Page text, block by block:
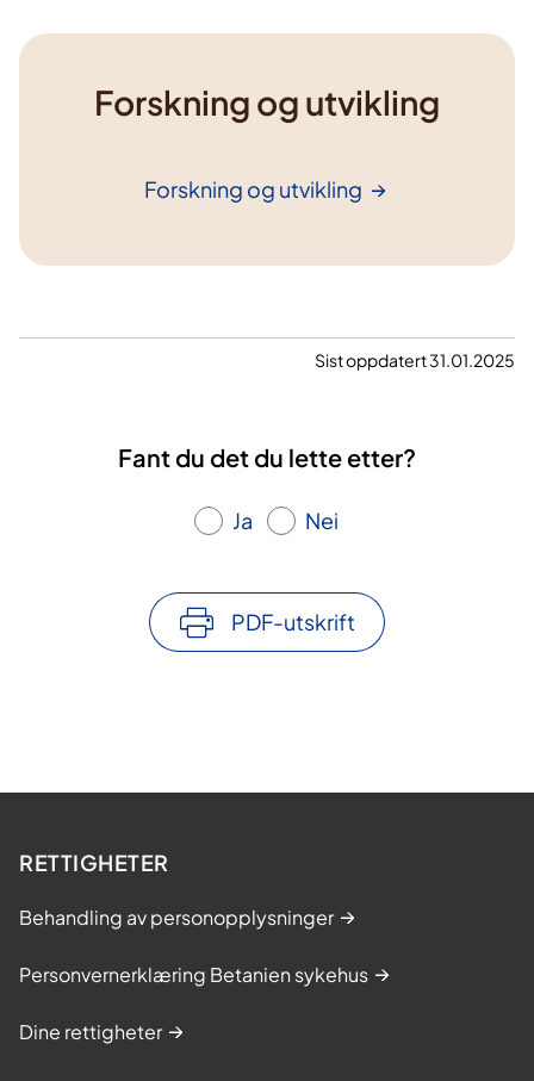
Forskning og utvikling
Forskning og utvikling
Sist oppdatert 31.01.2025
Fant du det du lette etter?
Ja Nei
PDF-utskrift
RETTIGHETER
Behandling av personopplysninger
Personvernerklæring Betanien sykehus
Dine rettigheter